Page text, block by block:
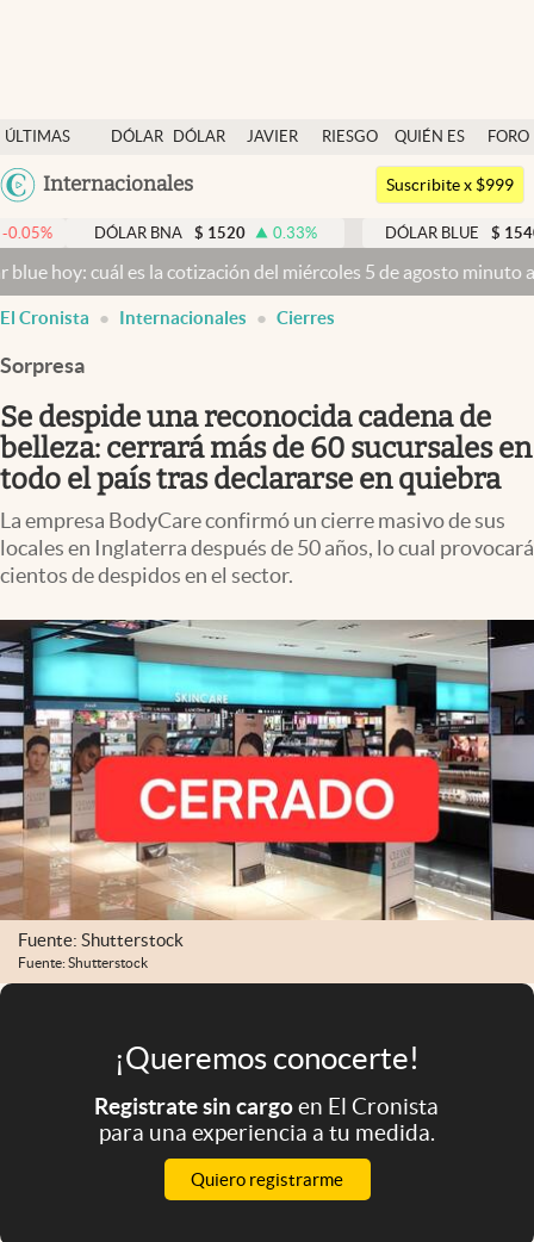
ÚLTIMAS
NOTICIAS
DÓLAR
DÓLAR
JAVIER
RIESGO
QUIÉN ES
QUIÉN
FORO
Argentina
México
Internacionales
Dólar
Members
Economía y Política
Finanzas y Mercados
Mercados Online
Negocios
Columnistas
Otras secciones
Apertura
Infotechnology
Clima
Mundial 2026
Eventos Corporativos
El Cronista Studio
Mediakit
abre en nueva pestaña
Argentina
Suscribite x $999
DÓLAR BNA $ 1520 0.33% DÓLAR BLUE $ 1540 -0.32
es la cotización del miércoles 5 de agosto minuto a minuto
El Cronista Internacionales Cierres
Sorpresa
Se despide una reconocida cadena de
belleza: cerrará más de 60 sucursales en
todo el país tras declararse en quiebra
La empresa BodyCare confirmó un cierre masivo de sus
locales en Inglaterra después de 50 años, lo cual provocará
cientos de despidos en el sector.
Fuente: Shutterstock
Fuente: Shutterstock
¡Queremos conocerte!
Registrate sin cargoen El Cronista
para una experiencia a tu medida.
Quiero registrarme